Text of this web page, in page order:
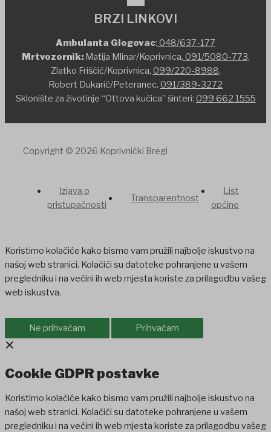
BRZI LINKOVI
Ambulanta Glogovac: 048/637-177
Mrtvozornik:Matija Mlinar/Koprivnica, 091/5080-773,
Zlatko Friščić/Koprivnica, 099/220-8988,
Robert Dukarić/Peteranec, 091/389-3272
Sklonište za životinje “Ottova kućica” šinteri: 099 662 1555
Copyright © 2026 Koprivnički Bregi
Izjava o
pristupačnosti
Transparentnost
List
općine
Koristimo kolačiće kako bismo vam pružili najbolje iskustvo na
našoj web stranici. Kolačići su datoteke pohranjene u vašem
pregledniku i na većini ih web mjesta koriste za prilagodbu vašeg
web iskustva.
Ne prihvaćam Prihvaćam
×
Cookie GDPR postavke
Koristimo kolačiće kako bismo vam pružili najbolje iskustvo na
našoj web stranici. Kolačići su datoteke pohranjene u vašem
pregledniku i na većini ih web mjesta koriste za prilagodbu vašeg